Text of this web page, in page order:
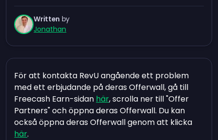
Written by
Jonathan
För att kontakta RevU angående ett problem
med ett erbjudande på deras Offerwall, gå till
Freecash Earn-sidan här, scrolla ner till "Offer
Partners" och öppna deras Offerwall. Du kan
också öppna deras Offerwall genom att klicka
här.